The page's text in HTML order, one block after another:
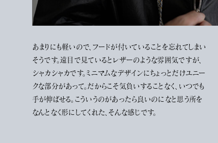
あまりにも軽いので、フードが付いていることを忘れてしまい
そうです。遠目で見ているとレザーのような雰囲気ですが、
シャカシャカです。ミニマムなデザインにちょっとだけユニー
クな部分があって。だからこそ気負いすることなく、いつでも
手が伸ばせる。こういうのがあったら良いのになと思う所を
なんとなく形にしてくれた、そんな感じです。